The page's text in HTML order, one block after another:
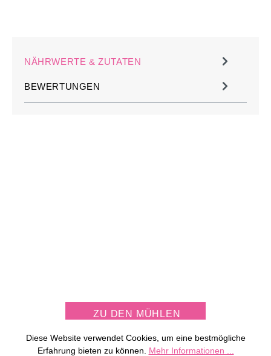
NÄHRWERTE & ZUTATEN
BEWERTUNGEN
ZU DEN MÜHLEN
Diese Website verwendet Cookies, um eine bestmögliche
Erfahrung bieten zu können. Mehr Informationen ...